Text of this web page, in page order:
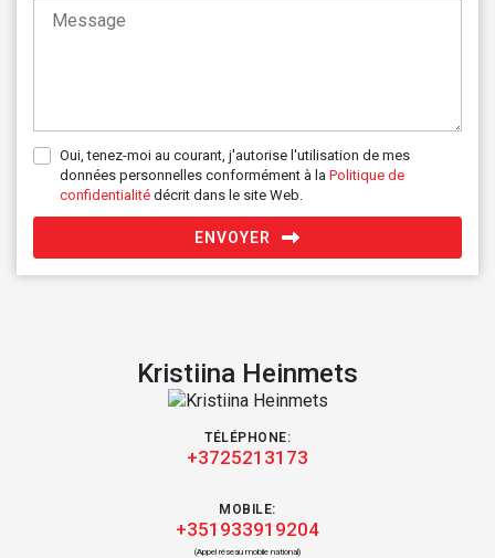
Oui, tenez-moi au courant, j'autorise l'utilisation de mes
données personnelles conformément à la Politique de
confidentialité décrit dans le site Web.
ENVOYER
Kristiina Heinmets
TÉLÉPHONE:
+3725213173
MOBILE:
+351933919204
(Appel réseau mobile national)